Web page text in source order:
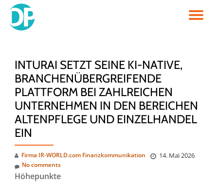
Skip
INTURAI SETZT SEINE KI-NATIVE,
BRANCHENÜBERGREIFENDE
PLATTFORM BEI ZAHLREICHEN
UNTERNEHMEN IN DEN BEREICHEN
ALTENPFLEGE UND EINZELHANDEL
EIN
Firma IR-WORLD.com Finanzkommunikation 14. Mai 2026
No comments
Höhepunkte